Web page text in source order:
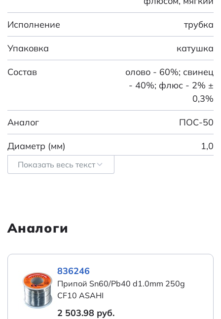
Исполнение трубка
Упаковка катушка
Состав
олово - 60%; свинец
- 40%; флюс - 2% ±
0,3%
Аналог ПОС-50
Диаметр (мм) 1,0
Флюс
Транспортная упаковка:
размер/кол-во
42*28*18.5/100
Показать весь текст
Аналоги
836246
Припой Sn60/Pb40 d1.0mm 250g
CF10 ASAHI
2 503.98 руб.